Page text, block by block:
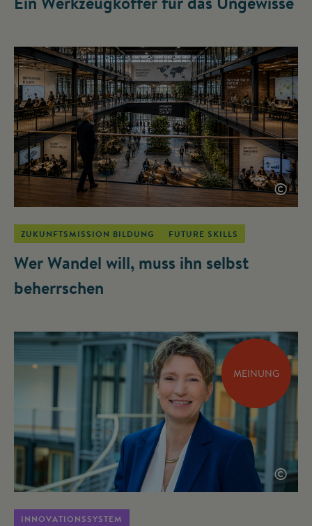
©
ZUKUNFTSMISSION BILDUNG FUTURE SKILLS
Wer Wandel will, muss ihn selbst
beherrschen
MEINUNG
©
INNOVATIONSSYSTEM